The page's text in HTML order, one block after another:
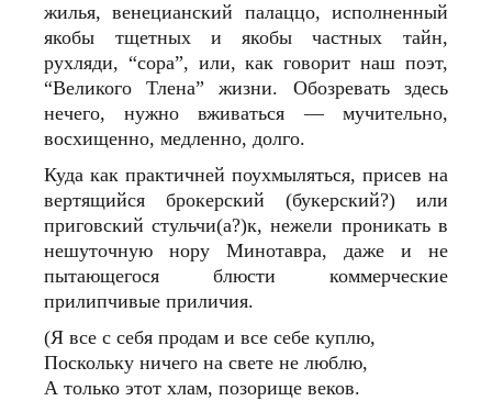
жилья, венецианский палаццо, исполненный
якобы тщетных и якобы частных тайн,
рухляди, “сора”, или, как говорит наш поэт,
“Великого Тлена” жизни. Обозревать здесь
нечего, нужно вживаться — мучительно,
восхищенно, медленно, долго.
Куда как практичней поухмыляться, присев на
вертящийся брокерский (букерский?) или
приговский стульчи(а?)к, нежели проникать в
нешуточную нору Минотавра, даже и не
пытающегося блюсти коммерческие
прилипчивые приличия.
(Я все с себя продам и все себе куплю,
Поскольку ничего на свете не люблю,
А только этот хлам, позорище веков.